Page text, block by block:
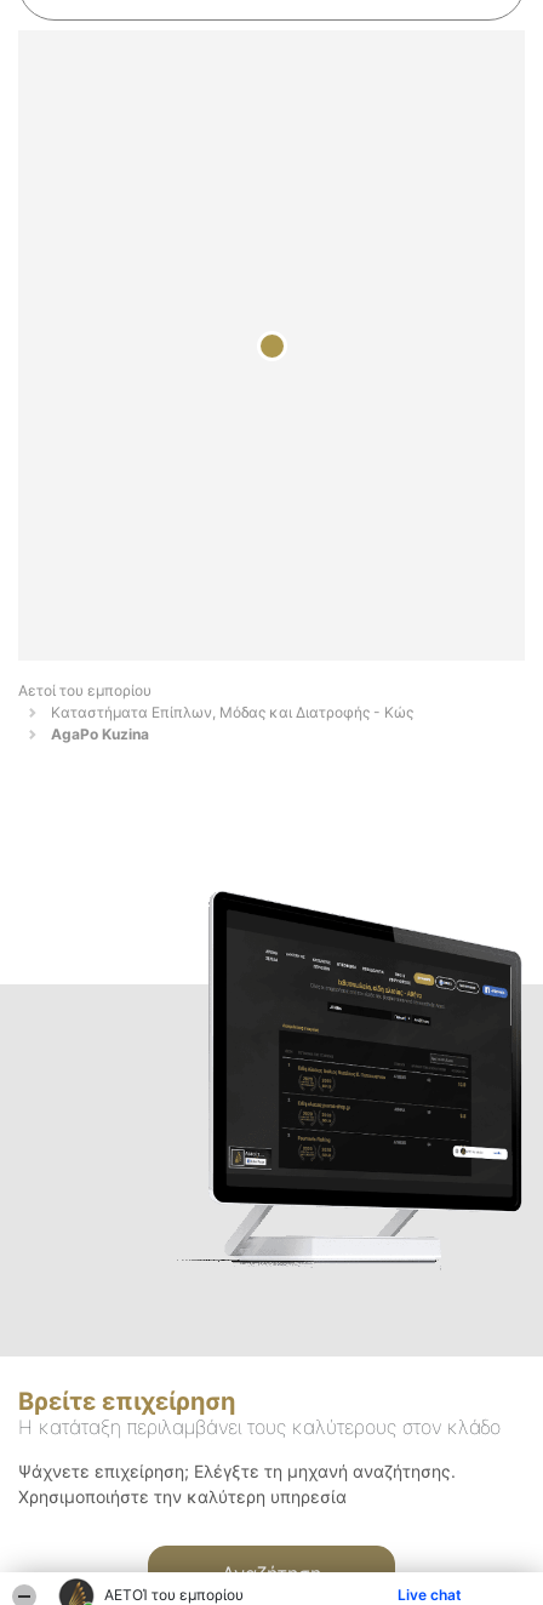
ΑΕΤΟΊ του εμπορίου Live chat
Αετοί του εμπορίου
Καταστήματα Επίπλων, Μόδας και Διατροφής - Κώς
AgaPo Kuzina
Βρείτε επιχείρηση
Η κατάταξη περιλαμβάνει τους καλύτερους στον κλάδο
Ψάχνετε επιχείρηση; Ελέγξτε τη μηχανή αναζήτησης.
Χρησιμοποιήστε την καλύτερη υπηρεσία
Αναζήτηση